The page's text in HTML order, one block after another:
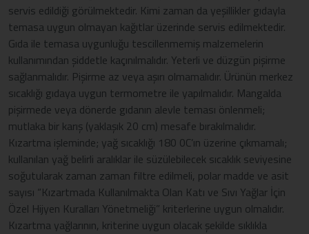
servis edildiği görülmektedir. Kimi zaman da yeşillikler gıdayla
temasa uygun olmayan kağıtlar üzerinde servis edilmektedir.
Gıda ile temasa uygunluğu tescillenmemiş malzemelerin
kullanımından şiddetle kaçınılmalıdır. Yeterli ve düzgün pişirme
sağlanmalıdır. Pişirme az veya aşırı olmamalıdır. Ürünün merkez
sıcaklığı gıdaya uygun termometre ile yapılmalıdır. Mangalda
pişirmede veya dönerde gıdanın alevle teması önlenmeli;
mutlaka bir karış (yaklaşık 20 cm) mesafe bırakılmalıdır.
Kızartma işleminde; yağ sıcaklığı 180 0C’ın üzerine çıkmamalı;
kullanılan yağ belirli aralıklar ile süzülebilecek sıcaklık seviyesine
soğutularak zaman zaman filtre edilmeli, polar madde ve asit
sayısı “Kızartmada Kullanılmakta Olan Katı ve Sıvı Yağlar İçin
Özel Hijyen Kuralları Yönetmeliği” kriterlerine uygun olmalıdır.
Kızartma yağlarının, kriterine uygun olacak şekilde sıklıkla